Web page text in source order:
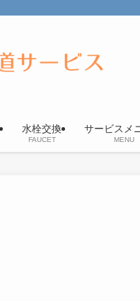
水栓交換
FAUCET
サービスメ
MENU